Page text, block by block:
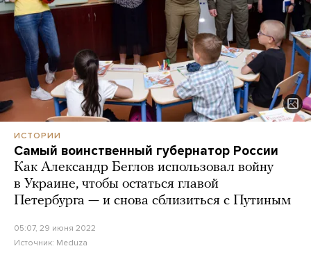
ИСТОРИИ
Самый воинственный губернатор России
Как Александр Беглов использовал войну
в Украине, чтобы остаться главой
Петербурга — и снова сблизиться с Путиным
05:07, 29 июня 2022
Источник: Meduza